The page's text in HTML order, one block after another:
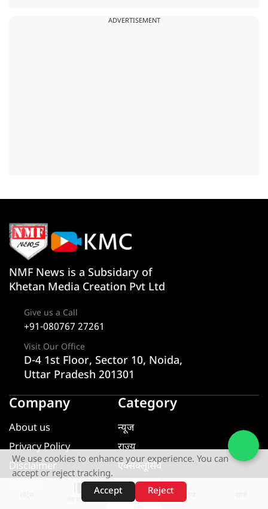
ADVERTISEMENT
वेब स्टोरीज़
NMF News is a Subsidary of
Khetan Media Creation Pvt Ltd
Give us a Call
+91-080767 27261
Visit Our Office
D-4 1st Floor, Sector 10, Noida,
Uttar Pradesh 201301
Company
About us
Privacy Policy
Disclaimer
Category
न्यूज
राज्य
एक्सक्लूसिव
यूटीलिटी
खेल
We use cookies to enhance your experience. You can
accept or reject tracking.
Accept
Reject